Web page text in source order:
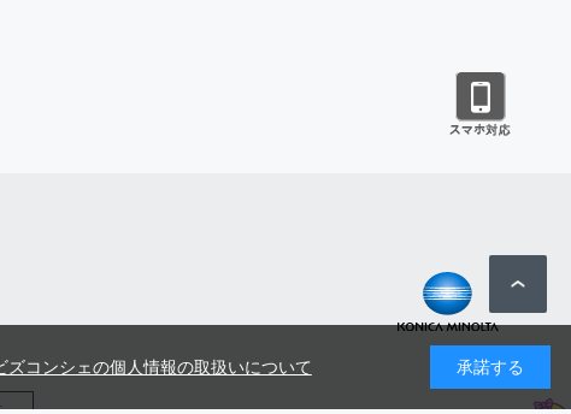
ズコンシェの個人情報の取扱いについて 承諾する